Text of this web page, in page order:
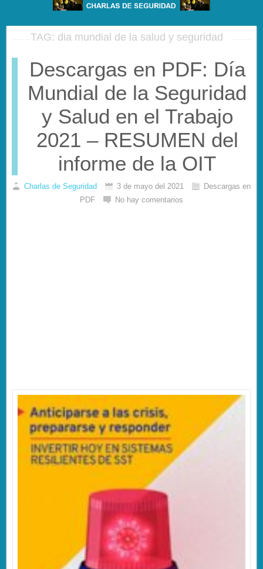
TAG: dia mundial de la salud y seguridad
Descargas en PDF: Día
Mundial de la Seguridad
y Salud en el Trabajo
2021 – RESUMEN del
informe de la OIT
Charlas de Seguridad 3 de mayo del 2021
Descargas en
PDF
No hay comentarios